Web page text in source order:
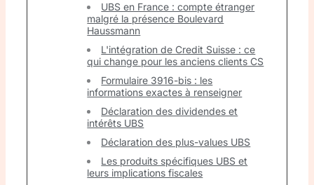
UBS en France : compte étranger
malgré la présence Boulevard
Haussmann
L'intégration de Credit Suisse : ce
qui change pour les anciens clients CS
Formulaire 3916-bis : les
informations exactes à renseigner
Déclaration des dividendes et
intérêts UBS
Déclaration des plus-values UBS
Les produits spécifiques UBS et
leurs implications fiscales